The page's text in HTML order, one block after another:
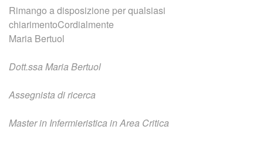
Rimango a disposizione per qualsiasi
chiarimentoCordialmente
Maria Bertuol
Dott.ssa Maria Bertuol
Assegnista di ricerca
Master in Infermieristica in Area Critica